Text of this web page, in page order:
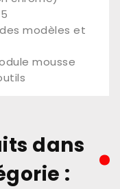
modèles et
mousse
dans
: